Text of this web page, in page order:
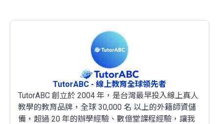
TutorABC - 線上教育全球領先者
TutorABC 創立於 2004 年，是台灣最早投入線上真人
教學的教育品牌，全球 30,000 名 以上的外籍師資儲
備，超過 20 年的辦學經驗、數億堂課程經驗，讓我